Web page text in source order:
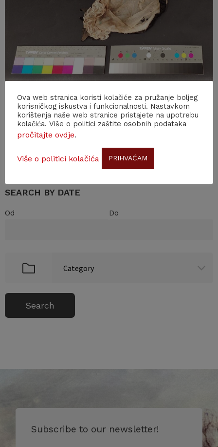
Back to news
Search
SEARCH BY DATE
Od Do
Subscribe to our newsletter!
Ova web stranica koristi kolačiće za pružanje boljeg
korisničkog iskustva i funkcionalnosti. Nastavkom
korištenja naše web stranice pristajete na upotrebu
kolačića. Više o politici zaštite osobnih podataka
pročitajte ovdje.
Više o politici kolačića PRIHVAĆAM